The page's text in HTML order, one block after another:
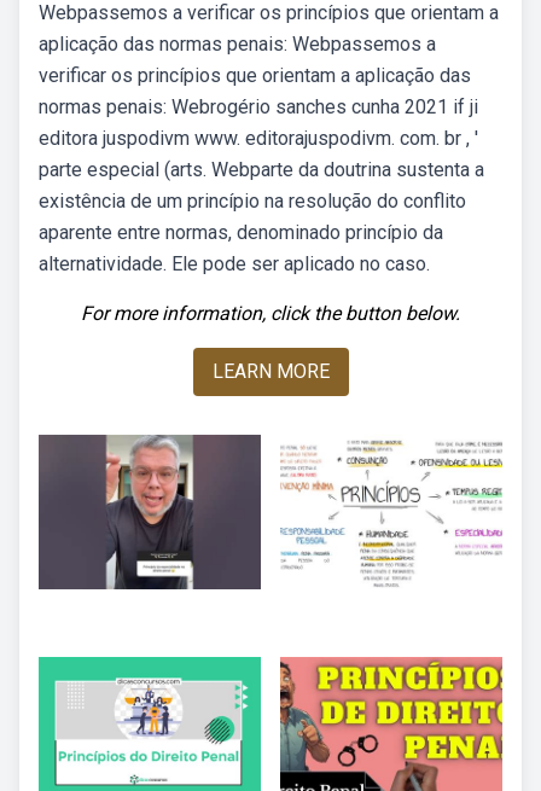
Webpassemos a verificar os princípios que orientam a
aplicação das normas penais: Webpassemos a
verificar os princípios que orientam a aplicação das
normas penais: Webrogério sanches cunha 2021 if ji
editora juspodivm www. editorajuspodivm. com. br , '
parte especial (arts. Webparte da doutrina sustenta a
existência de um princípio na resolução do conflito
aparente entre normas, denominado princípio da
alternatividade. Ele pode ser aplicado no caso.
For more information, click the button below.
LEARN MORE